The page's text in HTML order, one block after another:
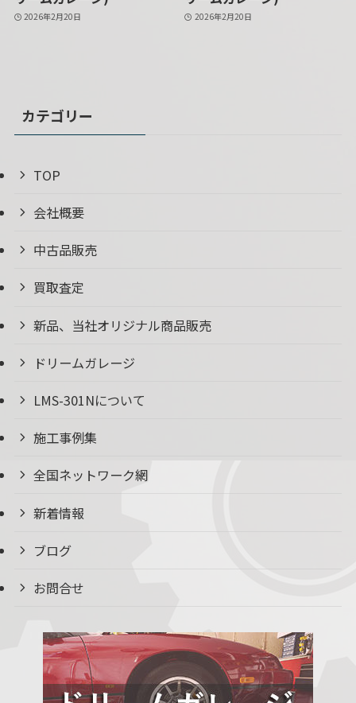
2026年2月20日 2026年2月20日
カテゴリー
TOP
会社概要
中古品販売
買取査定
新品、当社オリジナル商品販売
ドリームガレージ
LMS-301Nについて
施工事例集
全国ネットワーク網
新着情報
ブログ
お問合せ